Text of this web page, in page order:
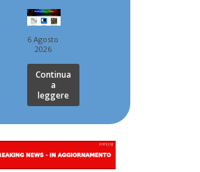
6 Agosto
2026
Continua
a
leggere